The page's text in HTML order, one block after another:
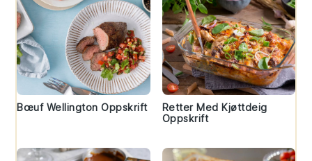
Bœuf Wellington Oppskrift
Retter Med Kjøttdeig
Oppskrift